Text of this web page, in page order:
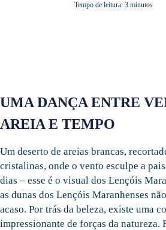
Tempo de leitura: 3 minutos
UMA DANÇA ENTRE
AREIA E TEMPO
Um deserto de areias brancas,
cristalinas, onde o vento esculpe a
dias – esse é o visual dos Lençóis
as dunas dos Lençóis Maranhenses
acaso. Por trás da beleza, existe uma
impressionante de forças da natureza.